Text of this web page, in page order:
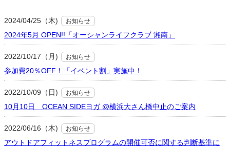
2024/04/25（木) お知らせ
2024年5月 OPEN!!「オーシャンライフクラブ 湘南」
2022/10/17（月) お知らせ
参加費20％OFF！「イベント割」実施中！
2022/10/09（日) お知らせ
10月10日 OCEAN SIDEヨガ @横浜大さん橋中止のご案内
2022/06/16（木) お知らせ
アウトドアフィットネスプログラムの開催可否に関する判断基準に